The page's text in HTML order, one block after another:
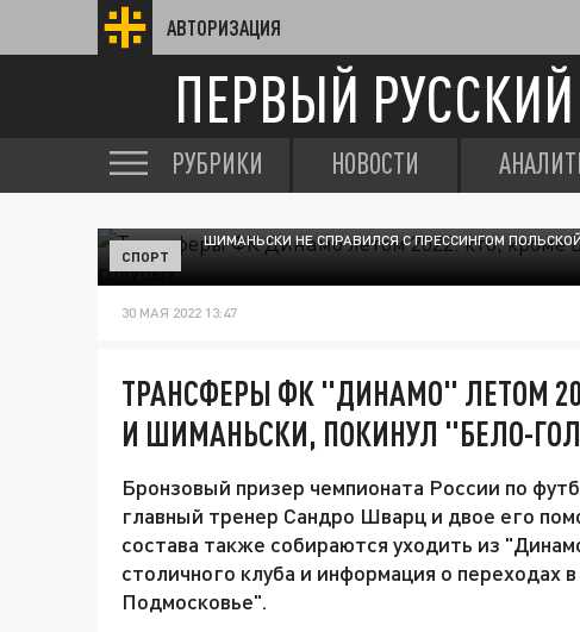
АВТОРИЗАЦИЯ
ПЕРВЫЙ РУССКИЙ
РУБРИКИ НОВОСТИ
ШИМАНЬСКИ НЕ СПРАВИЛСЯ С ПРЕССИНГОМ
СПОРТ
30 МАЯ 2022 13:47
ТРАНСФЕРЫ ФК "ДИНАМО" ЛЕТОМ
И ШИМАНЬСКИ, ПОКИНУЛ "БЕЛО-
Бронзовый призер чемпионата России по
главный тренер Сандро Шварц и двое его
состава также собираются уходить из
столичного клуба и информация о
Подмосковье".